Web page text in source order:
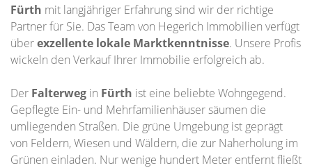
Fürth mit langjähriger Erfahrung sind wir der richtige
Partner für Sie. Das Team von Hegerich Immobilien verfügt
überexzellente lokale Marktkenntnisse. Unsere Profis
wickeln den Verkauf Ihrer Immobilie erfolgreich ab.
Der Falterweg in Fürth ist eine beliebte Wohngegend.
Gepflegte Ein- und Mehrfamilienhäuser säumen die
umliegenden Straßen. Die grüne Umgebung ist geprägt
von Feldern, Wiesen und Wäldern, die zur Naherholung im
Grünen einladen. Nur wenige hundert Meter entfernt fließt